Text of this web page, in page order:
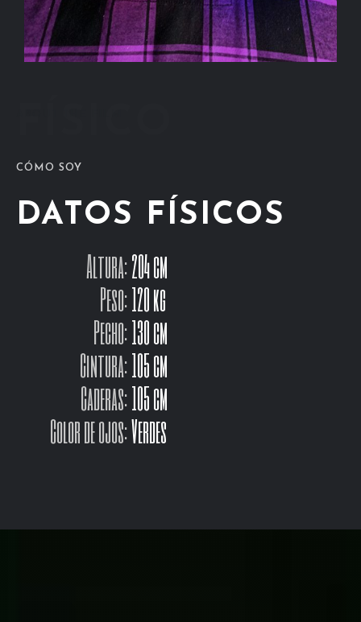
CÓMO SOY
DATOS FÍSICOS
Altura:204 cm
Peso:120 kg
Pecho:130 cm
Cintura:105 cm
Caderas:105 cm
Color de ojos:Verdes